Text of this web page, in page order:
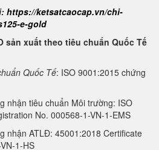
https://ketsatcaocap.vn/chi-
e-gold
sản xuất theo tiêu chuẩn Quốc Tế
Quốc Tế: ISO 9001:2015 chứng
nhận tiêu chuẩn Môi trường: ISO
No. 000568-1-VN-1-EMS
nhận ATLĐ: 45001:2018 Certificate
1-HS